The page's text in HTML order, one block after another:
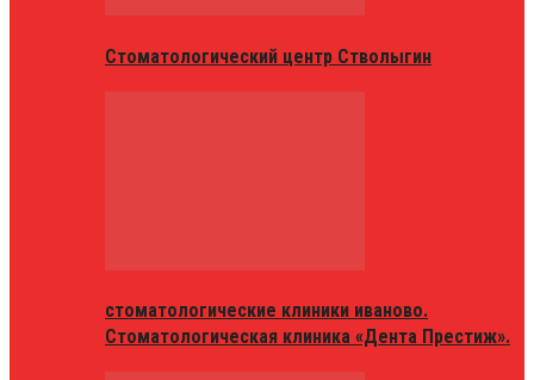
Стоматологический центр Стволыгин
стоматологические клиники иваново.
Стоматологическая клиника «Дента Престиж».